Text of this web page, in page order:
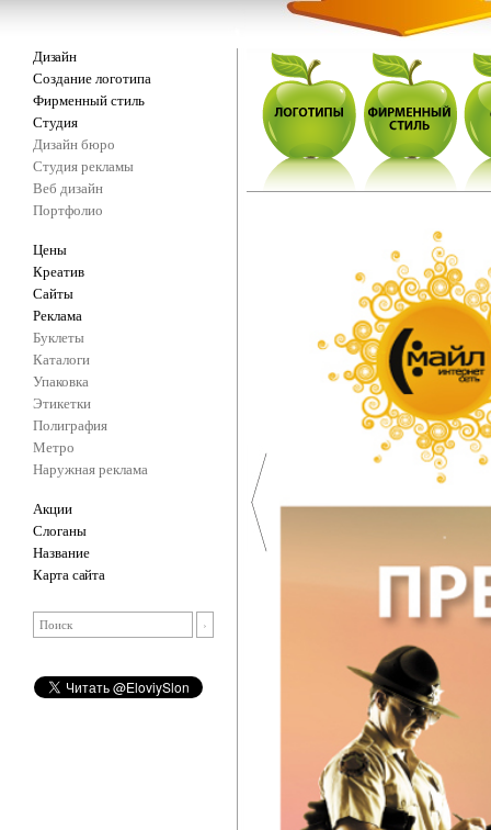
Дизайн
Создание логотипа
Фирменный стиль
Студия
Дизайн бюро
Студия рекламы
Веб дизайн
Портфолио
Цены
Креатив
Сайты
Реклама
Буклеты
Каталоги
Упаковка
Этикетки
Полиграфия
Метро
Наружная реклама
Акции
Слоганы
Название
Карта сайта